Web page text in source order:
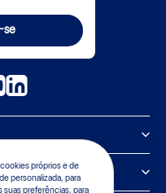
próprios e de
personalizada, para
preferências, para
se